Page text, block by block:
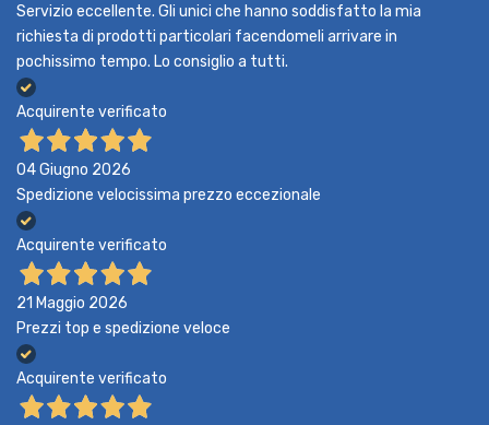
Servizio eccellente. Gli unici che hanno soddisfatto la mia
richiesta di prodotti particolari facendomeli arrivare in
pochissimo tempo. Lo consiglio a tutti.
Acquirente verificato
04 Giugno 2026
Spedizione velocissima prezzo eccezionale
Acquirente verificato
21 Maggio 2026
Prezzi top e spedizione veloce
Acquirente verificato